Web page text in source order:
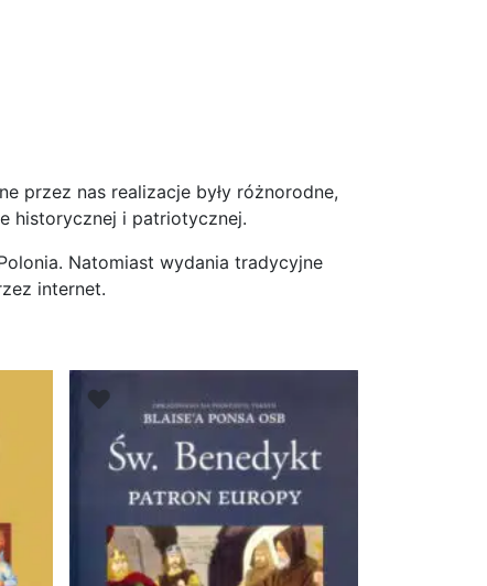
przez nas realizacje były różnorodne,
historycznej i patriotycznej.
Natomiast wydania tradycyjne
internet.